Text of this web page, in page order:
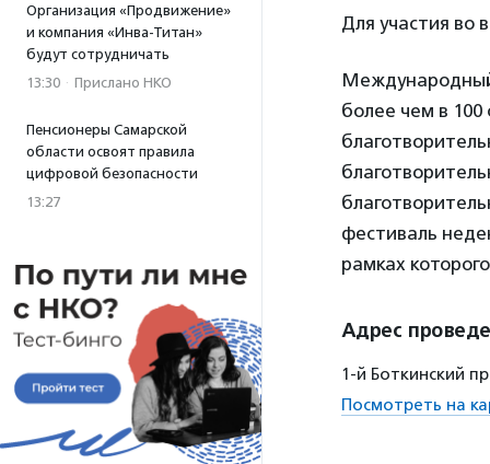
Организация «Продвижение»
и компания «Инва-Титан»
будут сотрудничать
13:30 · Прислано НКО
Пенсионеры Самарской
области освоят правила
цифровой безопасности
13:27
Для участия во
более чем в
фестиваль
рамках
Адрес
1-й Боткинский
Посмотреть на